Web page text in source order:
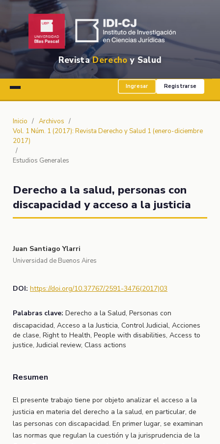
RevistaDerecho y Salud
Ingresar Registrarse
Inicio / Archivos /
Vol. 1 Núm. 1 (2017): Revista Derecho y Salud 1 (enero-diciembre
2017)
/
Estudios Generales
Derecho a la salud, personas con
discapacidad y acceso a la justicia
Juan Santiago Ylarri
Universidad de Buenos Aires
DOI: https://doi.org/10.37767/2591-3476(2017)03
Palabras clave: Derecho a la Salud, Personas con
discapacidad, Acceso a la Justicia, Control Judicial, Acciones
de clase, Right to Health, People with disabilities, Access to
justice, Judicial review, Class actions
Resumen
El presente trabajo tiene por objeto analizar el acceso a la
justicia en materia del derecho a la salud, en particular, de
las personas con discapacidad. En primer lugar, se examinan
las normas que regulan la cuestión y la jurisprudencia de la